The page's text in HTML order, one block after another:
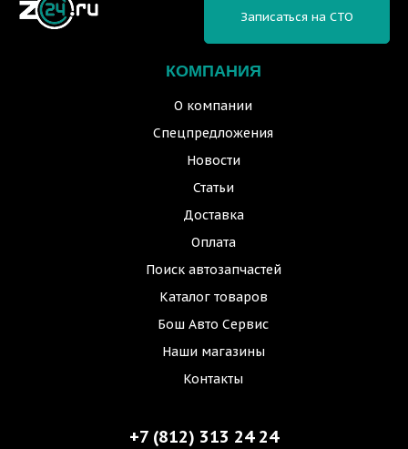
КОМПАНИЯ
О компании
Спецпредложения
Новости
Статьи
Доставка
Оплата
Поиск автозапчастей
Каталог товаров
Бош Авто Сервис
Наши магазины
Контакты
Записаться на СТО
+7 (812) 313 24 24